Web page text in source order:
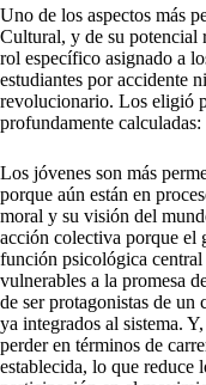
Uno de los aspectos más
Cultural, y de su potencial
rol específico asignado a
estudiantes por accidente
revolucionario. Los eligió
profundamente calculadas:
Los jóvenes son más
porque aún están en
moral y su visión del
acción colectiva porque el
función psicológica central
vulnerables a la promesa
de ser protagonistas de
ya integrados al sistema.
perder en términos de
establecida, lo que reduce